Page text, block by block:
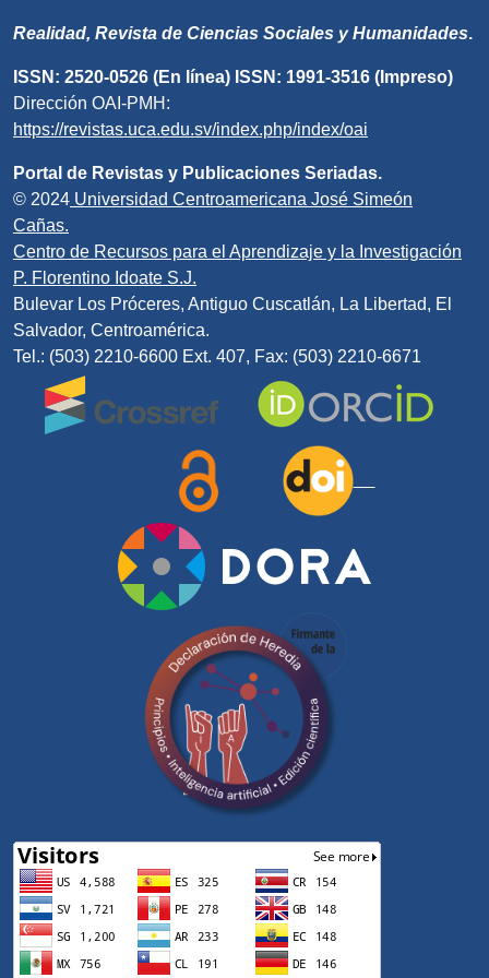
Realidad, Revista de Ciencias Sociales y Humanidades.
ISSN: 2520-0526 (En línea) ISSN: 1991-3516 (Impreso)
Dirección OAI-PMH:
https://revistas.uca.edu.sv/index.php/index/oai
Portal de Revistas y Publicaciones Seriadas.
© 2024 Universidad Centroamericana José Simeón
Cañas.
Centro de Recursos para el Aprendizaje y la Investigación
P. Florentino Idoate S.J.
Bulevar Los Próceres, Antiguo Cuscatlán, La Libertad, El
Salvador, Centroamérica.
Tel.: (503) 2210-6600 Ext. 407, Fax: (503) 2210-6671